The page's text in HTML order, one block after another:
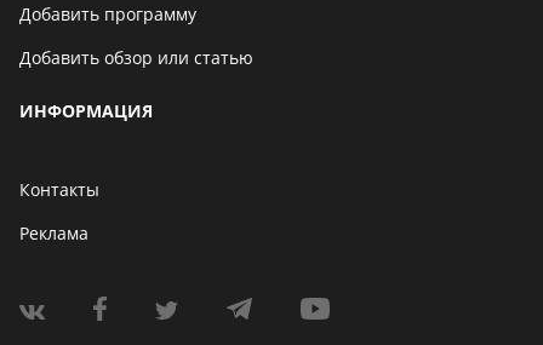
Добавить программу
Добавить обзор или статью
ИНФОРМАЦИЯ
Контакты
Реклама